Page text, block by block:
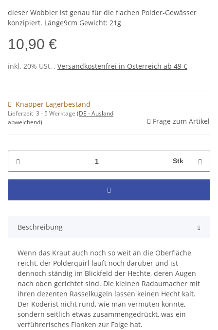
dieser Wobbler ist genau für die flachen Polder-Gewässer
konzipiert. Länge9cm Gewicht: 21g
10,90 €
inkl. 20% USt. , Versandkostenfrei in Österreich ab 49 €
Knapper Lagerbestand
Lieferzeit:3 - 5 Werktage (DE - Ausland
abweichend)
Frage zum Artikel
Stk
Beschreibung
Wenn das Kraut auch noch so weit an die Oberfläche
reicht, der Polderquirl läuft noch darüber und ist
dennoch ständig im Blickfeld der Hechte, deren Augen
nach oben gerichtet sind. Die kleinen Radaumacher mit
ihren dezenten Rasselkugeln lassen keinen Hecht kalt.
Der Köderist nicht rund, wie man vermuten könnte,
sondern seitlich etwas zusammengedrückt, was ein
verführerisches Flanken zur Folge hat.